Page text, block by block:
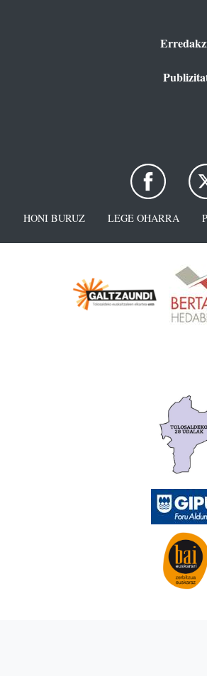
HONI BURUZ LEGE OHARRA